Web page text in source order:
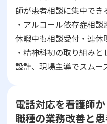
師が患者相談に集中でき
・アルコール依存症相
休暇中も相談受付・連
・精神科初の取り組み
設計、現場主導でスムー
電話対応を看護師
職種の業務改善と